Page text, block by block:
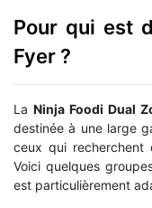
Pour qui est
Fyer ?
La Ninja Foodi Dual
destinée à une large
ceux qui recherchent
Voici quelques
est particulièrement